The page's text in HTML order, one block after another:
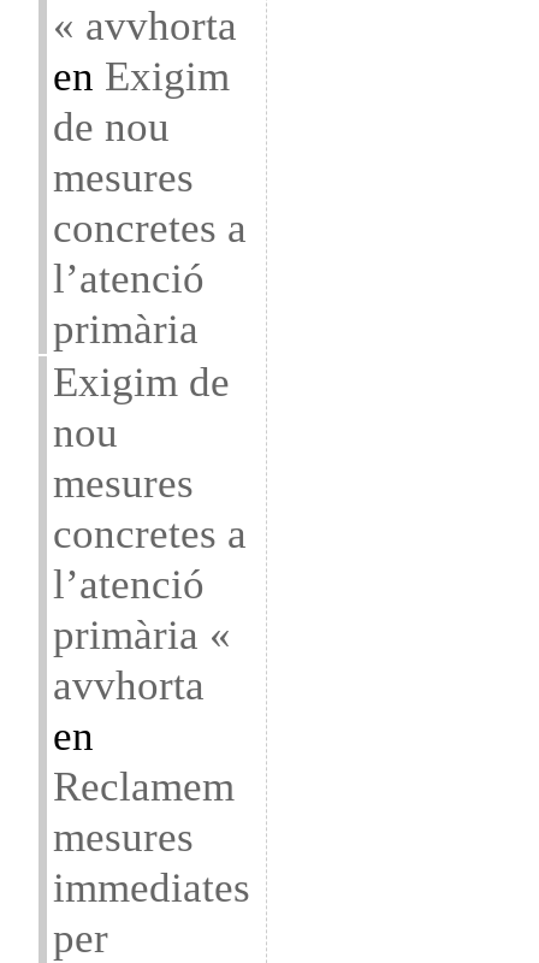
« avvhorta
en Exigim
de nou
mesures
concretes a
l’atenció
primària
Exigim de
nou
mesures
concretes a
l’atenció
primària «
avvhorta
en
Reclamem
mesures
immediates
per